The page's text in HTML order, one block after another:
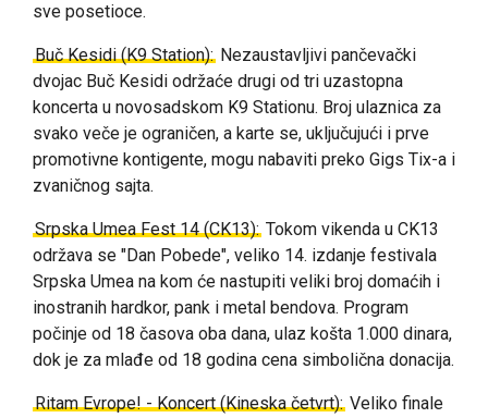
sve posetioce.
Buč Kesidi (K9 Station): Nezaustavljivi pančevački
dvojac Buč Kesidi održaće drugi od tri uzastopna
koncerta u novosadskom K9 Stationu. Broj ulaznica za
svako veče je ograničen, a karte se, uključujući i prve
promotivne kontigente, mogu nabaviti preko Gigs Tix-a i
zvaničnog sajta.
Srpska Umea Fest 14 (CK13): Tokom vikenda u CK13
održava se "Dan Pobede", veliko 14. izdanje festivala
Srpska Umea na kom će nastupiti veliki broj domaćih i
inostranih hardkor, pank i metal bendova. Program
počinje od 18 časova oba dana, ulaz košta 1.000 dinara,
dok je za mlađe od 18 godina cena simbolična donacija.
Ritam Evrope! - Koncert (Kineska četvrt): Veliko finale